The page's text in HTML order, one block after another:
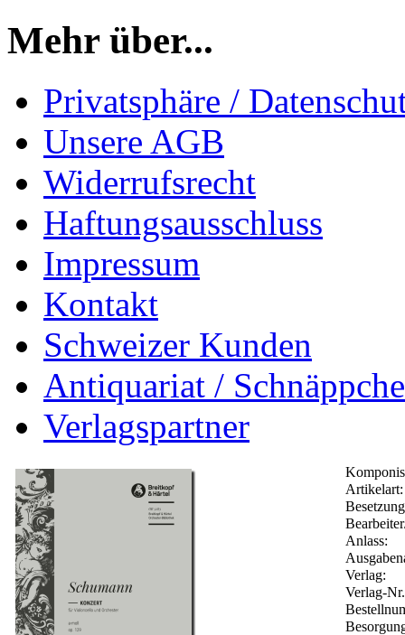
Mehr über...
Privatsphäre /
Unsere AGB
Widerrufsrecht
Haftungsausschluss
Impressum
Kontakt
Schweizer Kunden
Antiquariat /
Verlagspartner
Artikelart:
Anlass:
Verlag:
Verlag-